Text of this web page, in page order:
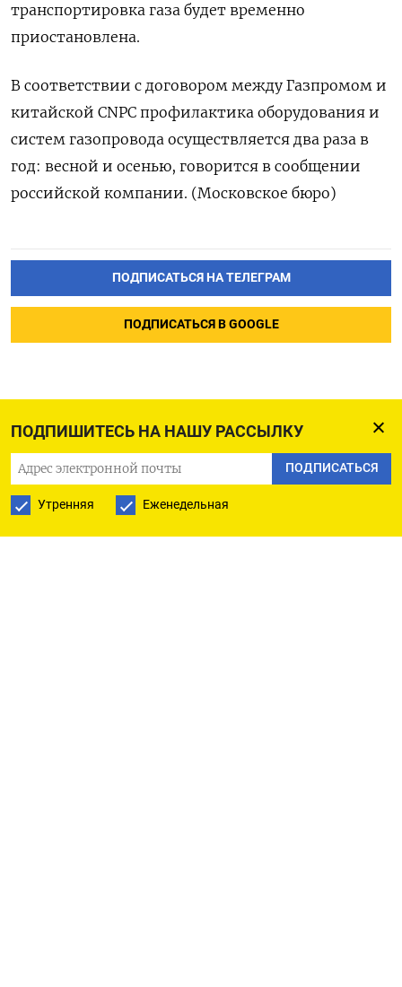
ПОДПИШИТЕСЬ НА НАШУ РАССЫЛКУ
ПОДПИСАТЬСЯ
Утренняя Еженедельная
транспортировка газа будет временно
приостановлена.
В соответствии с договором между Газпромом и
китайской CNPC профилактика оборудования и
систем газопровода осуществляется два раза в
год: весной и осенью, говорится в сообщении
российской компании. (Московское бюро)
ПОДПИСАТЬСЯ НА ТЕЛЕГРАМ
ПОДПИСАТЬСЯ В GOOGLE